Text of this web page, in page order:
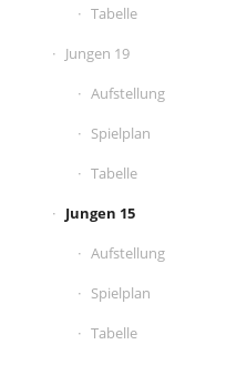
Tabelle
Jungen 19
Aufstellung
Spielplan
Tabelle
Jungen 15
Aufstellung
Spielplan
Tabelle